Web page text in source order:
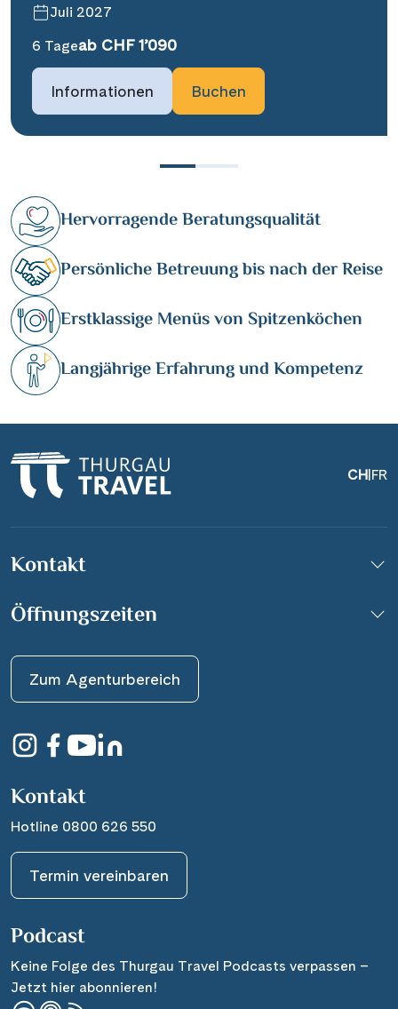
Juli 2027
6 Tageab CHF 1’090
Informationen Buchen
Hervorragende Beratungsqualität
Persönliche Betreuung bis nach der Reise
Erstklassige Menüs von Spitzenköchen
Langjährige Erfahrung und Kompetenz
CH|FR
Kontakt
Öffnungszeiten
Zum Agenturbereich
Kontakt
Hotline 0800 626 550
Termin vereinbaren
Podcast
Keine Folge des Thurgau Travel Podcasts verpassen –
Jetzt hier abonnieren!